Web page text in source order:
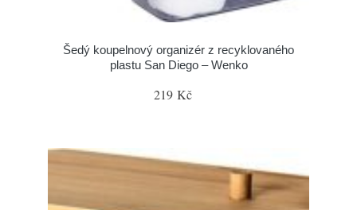
Šedý koupelnový organizér z recyklovaného
plastu San Diego – Wenko
219 Kč